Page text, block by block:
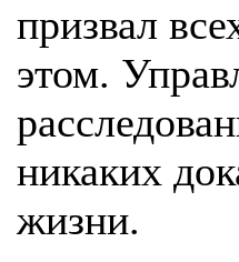
призвал
этом.
никаких
жизни.